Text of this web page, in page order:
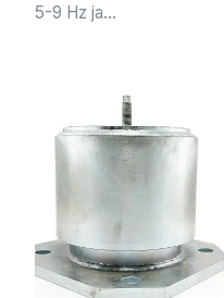
5-9 Hz ja...